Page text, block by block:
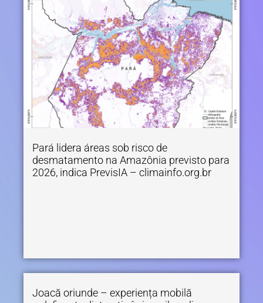
Pará lidera áreas sob risco de
desmatamento na Amazônia previsto para
2026, indica PrevisIA – climainfo.org.br
Joacă oriunde – experiența mobilă